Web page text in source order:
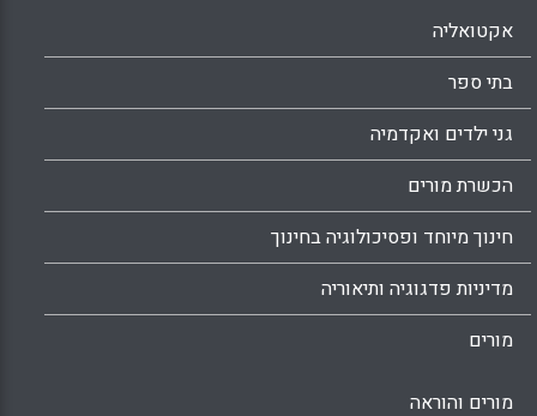
אקטואליה
בתי ספר
גני ילדים ואקדמיה
הכשרת מורים
חינוך מיוחד ופסיכולוגיה בחינוך
מדיניות פדגוגיה ותיאוריה
מורים
מורים והוראה